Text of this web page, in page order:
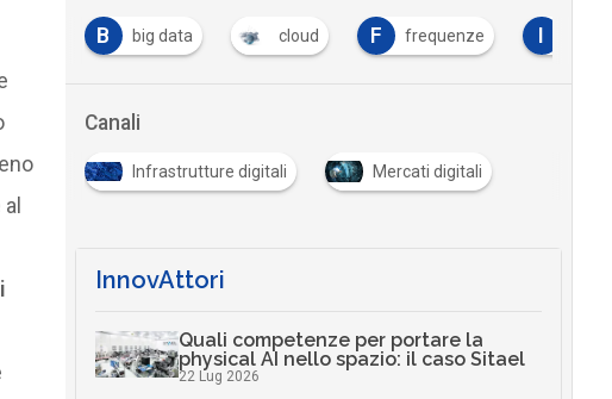
B big data cloud F frequenze
Canali
Infrastrutture digitali Mercati digitali
InnovAttori
Quali competenze per portare la
physical AI nello spazio: il caso Sitael
22 Lug 2026